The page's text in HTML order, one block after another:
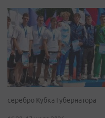
серебро Кубка Губернатора